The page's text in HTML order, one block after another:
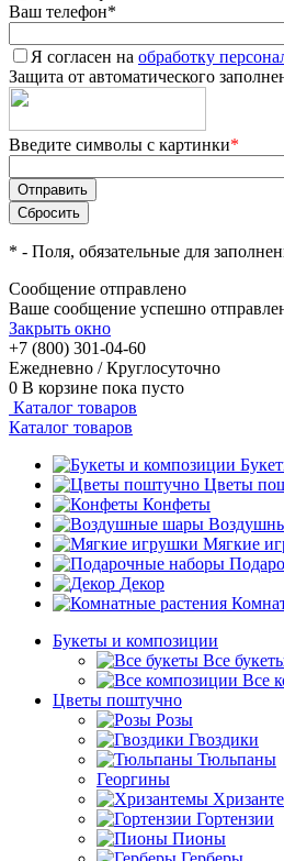
Ваш телефон*
Я согласен на обработку
Защита от автоматического
Введите символы с картинки*
* - Поля, обязательные для
Сообщение отправлено
Ваше сообщение успешно
Закрыть окно
+7 (800) 301-04-60
Ежедневно / Круглосуточно
0 В корзине пока пусто
Каталог товаров
Каталог товаров
Цветы
Конфеты
Мягкие
Декор
Букеты и композиции
Все
Все
Цветы поштучно
Розы
Гвоздики
Тюльпаны
Георгины
Гортензии
Пионы